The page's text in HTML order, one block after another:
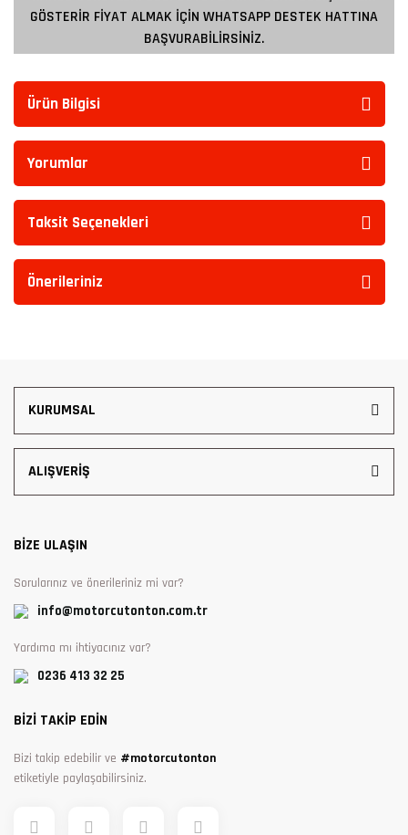
GÖSTERİR FİYAT ALMAK İÇİN WHATSAPP DESTEK HATTINA
BAŞVURABİLİRSİNİZ.
Ürün Bilgisi
Yorumlar
Taksit Seçenekleri
Önerileriniz
KURUMSAL
ALIŞVERİŞ
BİZE ULAŞIN
Sorularınız ve önerileriniz mi var?
info@motorcutonton.com.tr
Yardıma mı ihtiyacınız var?
0236 413 32 25
BİZİ TAKİP EDİN
Bizi takip edebilir ve #motorcutonton
etiketiyle paylaşabilirsiniz.